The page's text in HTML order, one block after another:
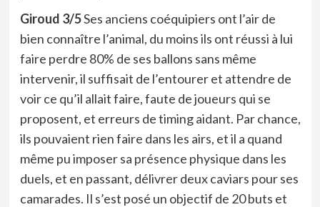
Giroud 3/5Ses anciens coéquipiers ont l’air de
bien connaître l’animal, du moins ils ont réussi à lui
faire perdre 80% de ses ballons sans même
intervenir, il suffisait de l’entourer et attendre de
voir ce qu’il allait faire, faute de joueurs qui se
proposent, et erreurs de timing aidant. Par chance,
ils pouvaient rien faire dans les airs, et il a quand
même pu imposer sa présence physique dans les
duels, et en passant, délivrer deux caviars pour ses
camarades. Il s’est posé un objectif de 20 buts et